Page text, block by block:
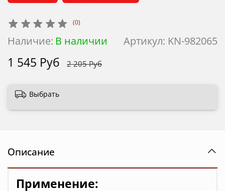
(0)
Артикул: KN-982065
Наличие: В наличии
1 545 Руб 2 205 Руб
Выбрать
Описание
Применение: